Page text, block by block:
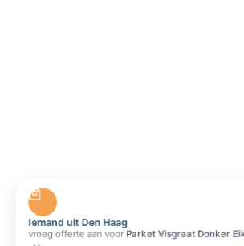
Iemand uit Den Haag
vroeg offerte aan voor Parket Visgraat Donker